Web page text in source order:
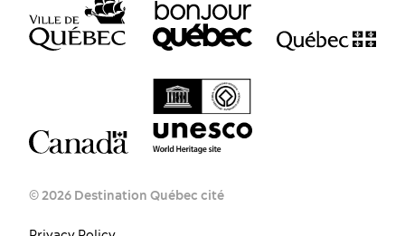
EN
ES
© 2026 Destination Québec cité